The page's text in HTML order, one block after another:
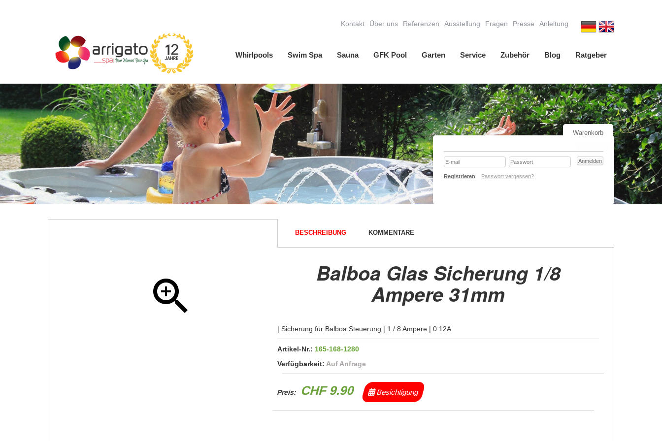
Whirlpools Swim Spa Sauna GFK Pool Garten Service Zubehör Blog Ratgeber
Kontakt Über uns Referenzen Ausstellung Fragen Presse Anleitung
Warenkorb
Registrieren Passwort vergessen?
BESCHREIBUNG KOMMENTARE
Balboa Glas Sicherung 1/8
Ampere 31mm
| Sicherung für Balboa Steuerung | 1 / 8 Ampere | 0.12A
Artikel-Nr.:165-168-1280
Verfügbarkeit:Auf Anfrage
Preis: CHF 9.90 Besichtigung